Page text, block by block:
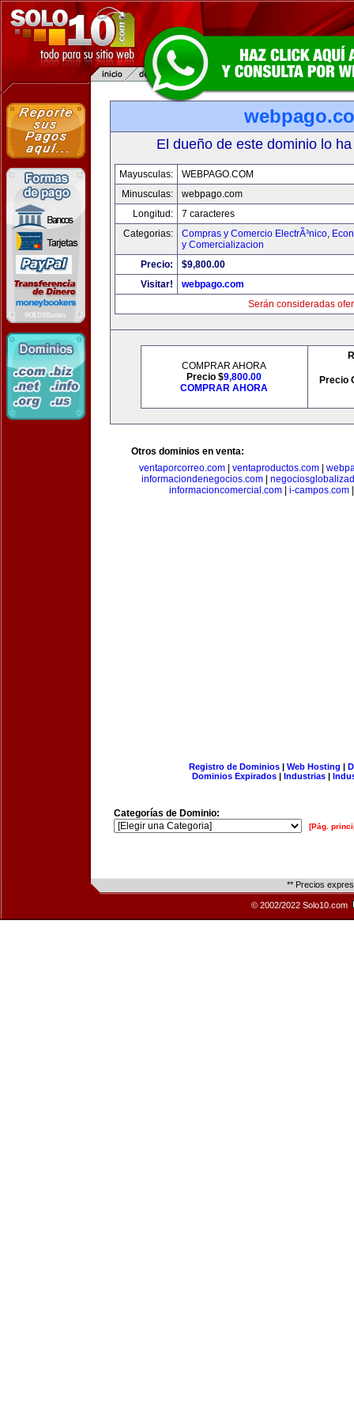
El dueño de este dominio lo
Mayusculas:
WEBPAGO.COM
Minusculas:
webpago.com
Longitud:
7 caracteres
Categorias:
Compras y Comercio ElectrÃ³nico,
y Comercializacion
Precio:
$9,800.00
Visitar!
webpago.com
Serán consideradas
COMPRAR AHORA
Precio $9,800.00
COMPRAR AHORA
Precio
Otros dominios en venta:
ventaporcorreo.com
ventaproductos.com
informaciondenegocios.com|
informacioncomercial.com| i-campos.com
Registro de Dominios| Web Hosting |
Dominios Expirados | Industrias |
Categorías de Dominio:
[Pág.
** Precios
© 2002/2022 Solo10.com